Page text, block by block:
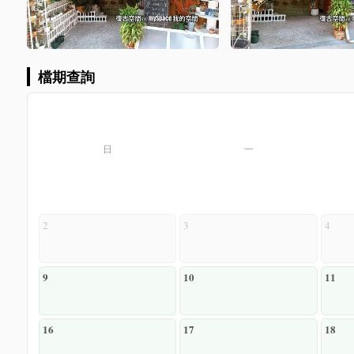
檔期查詢
日 一
2 3 4
9 10 11
16 17 18